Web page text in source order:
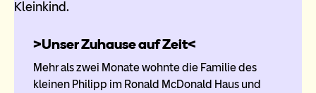
>Unser Zuhause auf Zeit<
Mehr als zwei Monate wohnte die Fa­mi­lie des
kleinen Philipp im Ronald ​McDo­nald Haus und